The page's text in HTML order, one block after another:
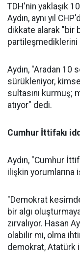
TDH'nin yaklaşık
Aydın, aynı yıl
dikkate alarak "bir
partileşmediklerini
Aydın, "Aradan 10
sürükleniyor,
sultasını kurmuş;
atıyor" dedi.
Cumhur İttifakı
Aydın, "Cumhur
ilişkin
"Demokrat
bir algı
zırvalıyor. Hasan
olabilir mi, olma
demokrat, Atatürk